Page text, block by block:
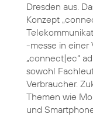
Dresden aus.
Konzept
-messe in einer
„connect|ec“
sowohl
Verbraucher.
Themen wie
und